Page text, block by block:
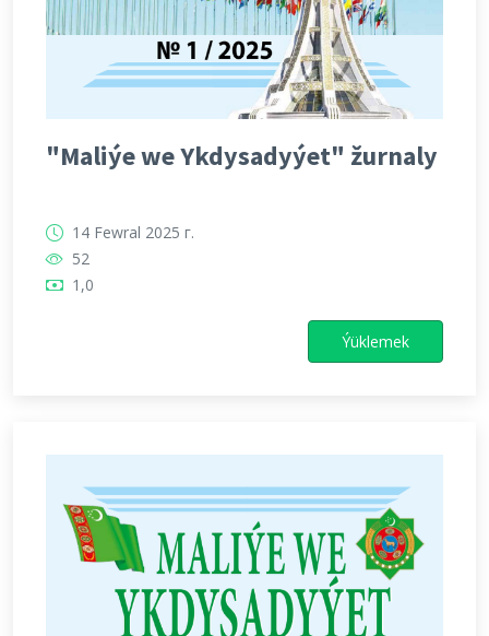
"Maliýe we Ykdysadyýet" žurnaly
14 Fewral 2025 г.
52
1,0
Ýüklemek